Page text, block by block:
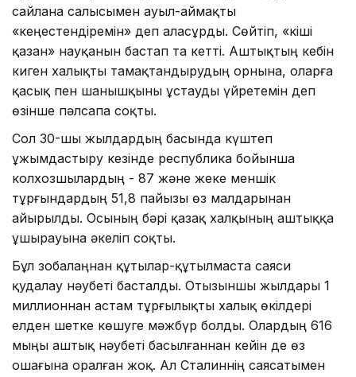
сайлана салысымен ауыл-аймақты
«кеңестендіремін» деп аласұрды. Сөйтіп, «кіші
қазан» науқанын бастап та кетті. Аштықтың кебін
киген халықты тамақтандырудың орнына, оларға
қасық пен шанышқыны ұстауды үйретемін деп
өзінше пәлсапа соқты.
Сол 30-шы жылдардың басында күштеп
ұжымдастыру кезінде республика бойынша
колхозшылардың - 87 және жеке меншік
тұрғындардың 51,8 пайызы өз малдарынан
айырылды. Осының бәрі қазақ халқының аштыққа
ұшырауына әкеліп соқты.
Бұл зобалаңнан құтылар-құтылмаста саяси
қудалау нәубеті басталды. Отызыншы жылдары 1
миллионнан астам тұрғылықты халық өкілдері
елден шетке көшуге мәжбүр болды. Олардың 616
мыңы аштық нәубеті басылғаннан кейін де өз
ошағына оралған жоқ. Ал Сталиннің саясатымен